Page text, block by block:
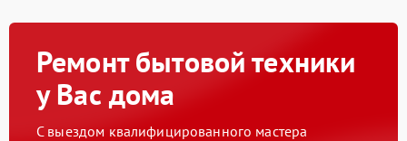
Ремонт бытовой техники
у Вас дома
С выездом квалифицированного мастера